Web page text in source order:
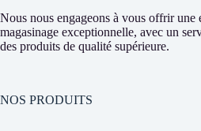
Nous nous engageons à vous offrir une
magasinage exceptionnelle, avec un
des produits de qualité supérieure.
NOS PRODUITS